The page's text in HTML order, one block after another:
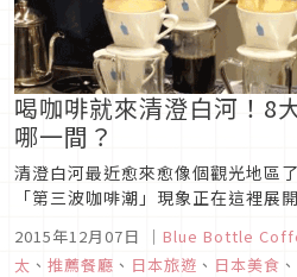
喝咖啡就來清澄白河！8
哪一間？
清澄白河最近愈來愈像個觀光地區
「第三波咖啡潮」現象正在這裡展
成為這種優質咖啡的代表區域。
2015年12月07日 ｜ Blue Bottle
太 、 推薦餐廳 、 日本旅遊 、 日本美食 、